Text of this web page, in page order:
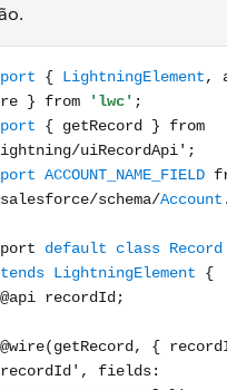
api,